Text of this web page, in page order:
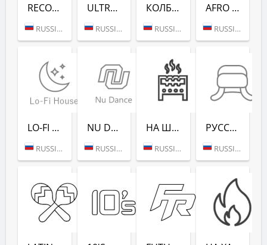
RECORD CLUB SHOW - RADIO RECORD
RUSSIA (MOSCOW)
ULTRA MUSIC FESTIVAL - РАДИО РЕКОРД
RUSSIA (MOSCOW)
КОЛБАСНЫЙ ЦЕХ (РАДИО РЕКОРД)
RUSSIA (MOSCOW)
AFRO HOUSE (РАДИО РЕКОРД)
RUSSIA (MOSCOW)
LO-FI HOUSE (РАДИО РЕКОРД)
RUSSIA (MOSCOW)
NU DANCE (РАДИО РЕКОРД)
RUSSIA (MOSCOW)
НА ШАШЛЫКИ (РАДИО РЕКОРД)
RUSSIA (SAINT PETERSBURG)
РУССКАЯ ЗИМА (РАДИО РЕКОРД)
RUSSIA (MOSCOW)